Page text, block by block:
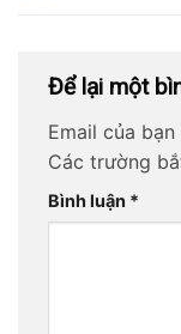
Để lại một
Email của
Các trường
Bình luận *